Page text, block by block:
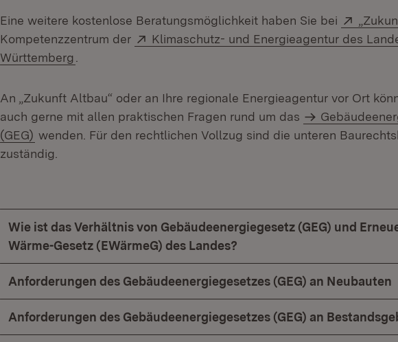
Eine weitere kostenlose Beratungsmöglichkeit haben Sie bei Extern:
Kompetenzzentrum der
Extern:
Klimaschutz- und Energieagentur des
Württemberg
An „Zukunft Altbau“ oder an Ihre regionale Energieagentur vor Ort
auch gerne mit allen praktischen Fragen rund um das
(GEG) wenden. Für den rechtlichen Vollzug sind die unteren
zuständig.
Wie ist das Verhältnis von Gebäudeenergiegesetz (GEG) und
Wärme-Gesetz (EWärmeG) des Landes?
Anforderungen des Gebäudeenergiegesetzes (GEG) an Neubauten
Anforderungen des Gebäudeenergiegesetzes (GEG) an